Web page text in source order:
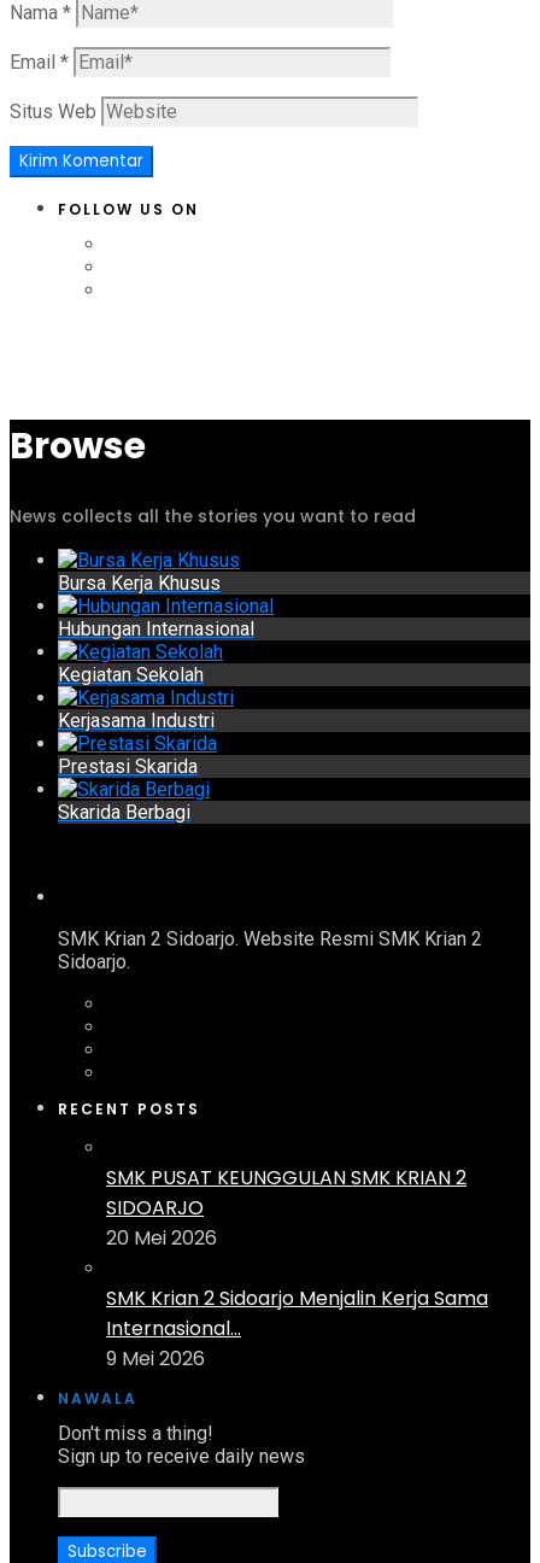
Nama *
Email *
Situs Web
FOLLOW US ON
Browse
News collects all the stories you want to read
Bursa Kerja Khusus
Hubungan Internasional
Kegiatan Sekolah
Kerjasama Industri
Prestasi Skarida
Skarida Berbagi
SMK Krian 2 Sidoarjo. Website Resmi SMK Krian 2
Sidoarjo.
RECENT POSTS
SMK PUSAT KEUNGGULAN SMK KRIAN 2
SIDOARJO
20 Mei 2026
SMK Krian 2 Sidoarjo Menjalin Kerja Sama
Internasional...
9 Mei 2026
NAWALA
Don't miss a thing!
Sign up to receive daily news